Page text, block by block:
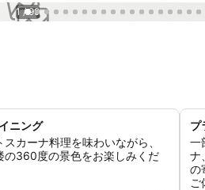
1 / 99
ニング
カーナ料理を味わいながら、
の360度の景色をお楽しみくだ
プ
一
ナ
の
ご